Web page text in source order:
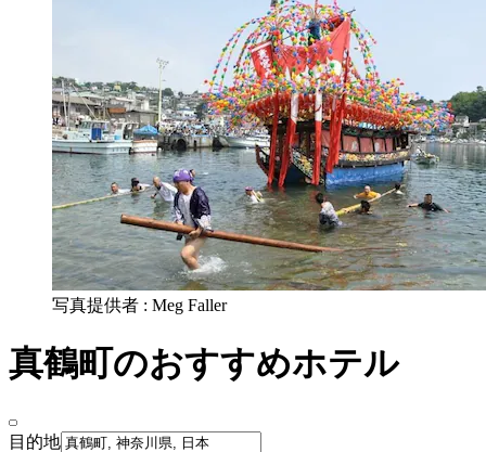
写真提供者 : Meg Faller
真鶴町のおすすめホテル
目的地